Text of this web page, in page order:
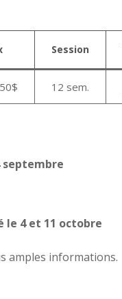
Session
12 sem.
septembre
le 4 et 11 octobre
amples informations.